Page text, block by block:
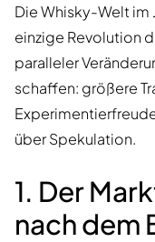
Die Whisky-Welt im
einzige Revolution
paralleler
schaffen: größere
über Spekulation.
1. Der
nach dem